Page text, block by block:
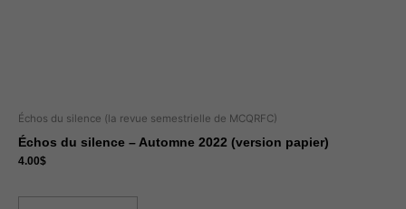
Échos du silence (la revue semestrielle de MCQRFC)
Échos du silence – Automne 2022 (version papier)
4.00$